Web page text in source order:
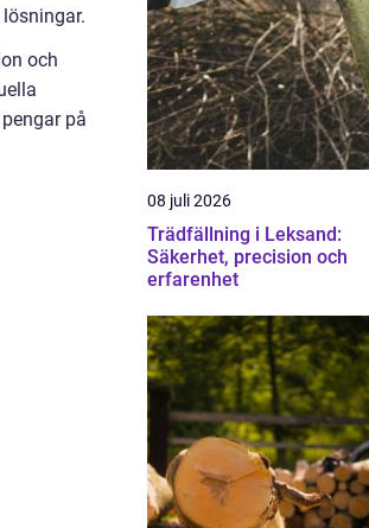
och
på
08 juli 2026
Trädfällning i Leksand:
Säkerhet, precision och
erfarenhet